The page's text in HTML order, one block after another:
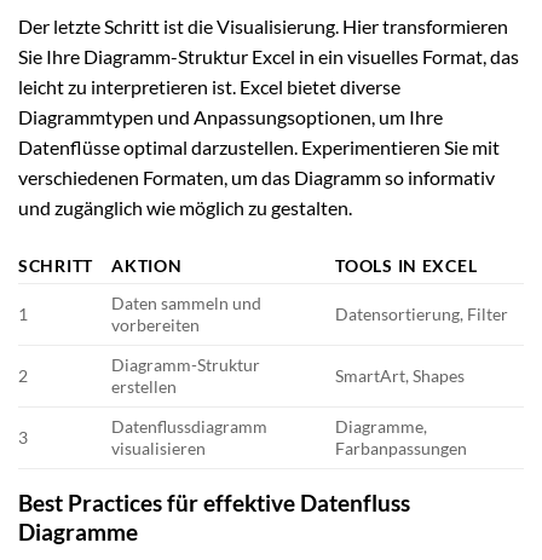
Der letzte Schritt ist die Visualisierung. Hier transformieren
Sie Ihre Diagramm-Struktur Excel in ein visuelles Format, das
leicht zu interpretieren ist. Excel bietet diverse
Diagrammtypen und Anpassungsoptionen, um Ihre
Datenflüsse optimal darzustellen. Experimentieren Sie mit
verschiedenen Formaten, um das Diagramm so informativ
und zugänglich wie möglich zu gestalten.
SCHRITT AKTION TOOLS IN EXCEL
1
Daten sammeln und
vorbereiten
Datensortierung, Filter
2
Diagramm-Struktur
erstellen
SmartArt, Shapes
3
Datenflussdiagramm
visualisieren
Diagramme,
Farbanpassungen
Best Practices für effektive Datenfluss
Diagramme